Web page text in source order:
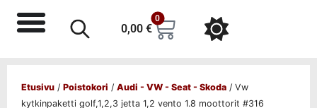
0,00 €
0
Etusivu / Poistokori / Audi - VW - Seat - Skoda / Vw
kytkinpaketti golf,1,2,3 jetta 1,2 vento 1.8 moottorit #316